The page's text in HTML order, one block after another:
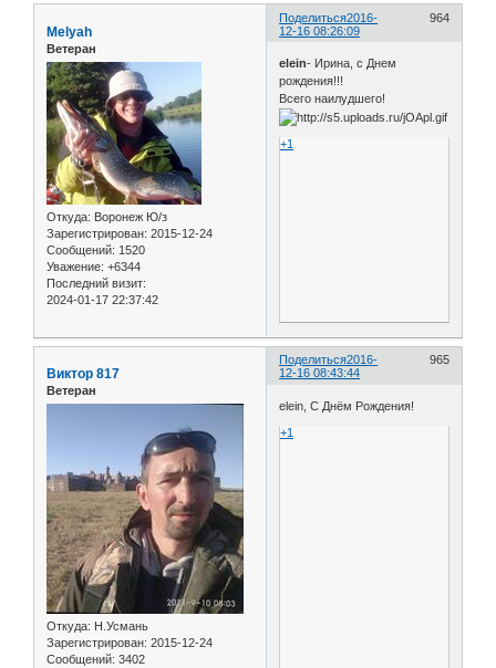
Поделиться 964
2016-
12-16 08:26:09
Melyah
Ветеран
Откуда: Воронеж Ю/з
Зарегистрирован: 2015-12-24
Сообщений: 1520
Уважение: +6344
Последний визит:
2024-01-17 22:37:42
elein- Ирина, с Днем
рождения!!!
Всего наилудшего!
+1
Поделиться 965
2016-
12-16 08:43:44
Виктор 817
Ветеран
Откуда: Н.Усмань
Зарегистрирован: 2015-12-24
Сообщений: 3402
elein, С Днём Рождения!
+1